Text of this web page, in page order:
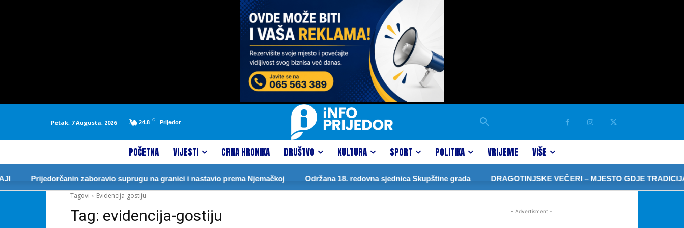
Petak, 7 Augusta, 2026 24.8 C Prijedor
POČETNA VIJESTI CRNA HRONIKA DRUŠTVO KULTURA SPORT POLITIKA VRIJEME VIŠE
Prijedorčanin zaboravio suprugu na granici i nastavio prema Njemačkoj Održana 18. redovna sjednica Skupštine grada
DRAGOTINJSKE VEČERI – MJESTO GDJE TRADICIJA
Tagovi
Evidencija-gostiju
Tag: evidencija-gostiju - Advertisment -